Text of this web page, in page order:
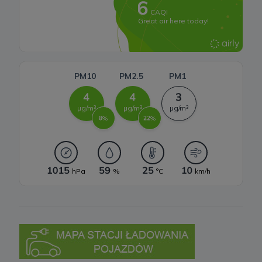
W każdej chwili przysługuje Ci prawo do wniesienia sprzeciwu
wobec przetwarzania Twoich danych opisanych powyżej.
Przestaniemy przetwarzać Twoje dane w tych celach, chyba że
będziemy w stanie wykazać, że w stosunku do Twoich danych
dane będą nam niezbędne do ewentualnego ustalenia,
dochodzenia lub obrony roszczeń.
W każdej chwili przysługuje Ci prawo do wniesienia sprzeciwu
wobec przetwarzania Twoich danych w celu prowadzenia
marketingu bezpośredniego. Jeżeli skorzystasz z tego prawa –
zaprzestaniemy przetwarzania danych w tym celu.
7. Okres przechowywania danych
Twoje dane osobowe:
roszczeń,
b) niezbędne do dostosowania treści serwisu do zainteresowań,
prowadzenia marketingu usług własnych, pomiarów